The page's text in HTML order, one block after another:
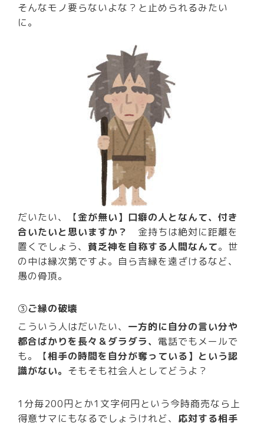
そんなモノ要らないよな？と止められるみたい
に。
だいたい、【金が無い】口癖の人となんて、付き
合いたいと思いますか？ 金持ちは絶対に距離を
置くでしょう、貧乏神を自称する人間なんて。世
の中は縁次第ですよ。自ら吉縁を遠ざけるなど、
愚の骨頂。
③ご縁の破壊
こういう人はだいたい、 一方的に自分の言い分や
都合ばかりを長々＆ダラダラ、 電話でもメールで
も。【相手の時間を自分が奪っている】という認
識がない。 そもそも社会人としてどうよ？
1分毎200円とか1文字何円という今時商売なら上
得意サマにもなるでしょうけれど、 応対する相手